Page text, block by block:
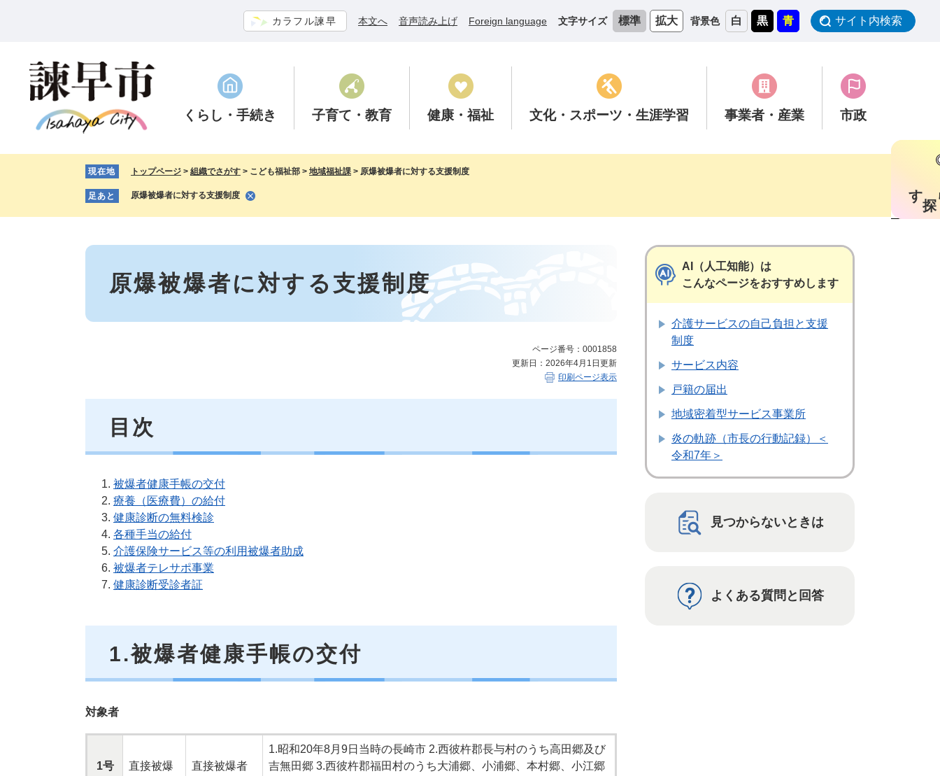
カラフル諫早 本文へ 音声読み上げ Foreign language 文字サイズ 標準 拡大 背景色 白 黒 青 サイト内検索
くらし ・手続き 子育て ・教育 健康 ・福祉 文化・スポーツ ・生涯学習 事業者 ・産業 市政
す
現在地 トップページ > 組織でさがす > こども福祉部 > 地域福祉課 > 原爆被爆者に対する支援制度
足あと 原爆被爆者に対する支援制度
本
原爆被爆者に対する支援制度
ページ番号：0001858
更新日：2026年4月1日更新
印刷ページ表示
目次
被爆者健康手帳の交付
療養（医療費）の給付
健康診断の無料検診
各種手当の給付
介護保険サービス等の利用被爆者助成
被爆者テレサポ事業
健康診断受診者証
1.被爆者健康手帳の交付
対象者
1号 直接被爆 直接被爆者
1.昭和20年8月9日当時の長崎市 2.西彼杵郡長与村のうち高田郷及び
吉無田郷 3.西彼杵郡福田村のうち大浦郷、小浦郷、本村郷、小江郷
AI（人工知能）は
こんなページをおすすめします
介護サービスの自己負担と支援
制度
サービス内容
戸籍の届出
地域密着型サービス事業所
炎の軌跡（市長の行動記録）＜
令和7年＞
見つからないときは
よくある質問と回答